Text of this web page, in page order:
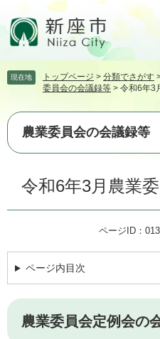
頭
す。
飛
て
本
現在地 トップページ > 分類でさがす
委員会の会議録等 > 令和6年3
農業委員会の会議録等
令和6年3月農業
ページID：
ページ内目次
農業委員会定例会の